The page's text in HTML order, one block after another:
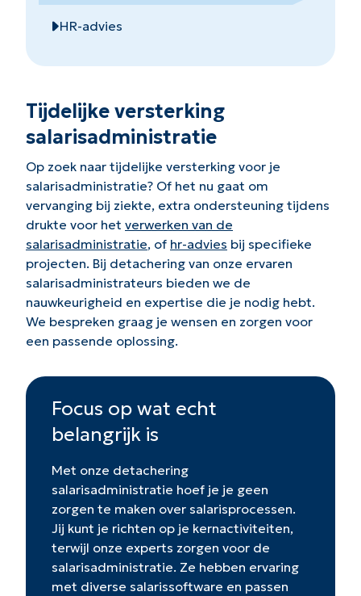
HR-advies
Tijdelijke versterking
salarisadministratie
Op zoek naar tijdelijke versterking voor je
salarisadministratie? Of het nu gaat om
vervanging bij ziekte, extra ondersteuning tijdens
drukte voor het verwerken van de
salarisadministratie, of hr-advies bij specifieke
projecten. Bij detachering van onze ervaren
salarisadministrateurs bieden we de
nauwkeurigheid en expertise die je nodig hebt.
We bespreken graag je wensen en zorgen voor
een passende oplossing.
Focus op wat echt
belangrijk is
Met onze detachering
salarisadministratie hoef je je geen
zorgen te maken over salarisprocessen.
Jij kunt je richten op je kernactiviteiten,
terwijl onze experts zorgen voor de
salarisadministratie. Ze hebben ervaring
met diverse salarissoftware en passen